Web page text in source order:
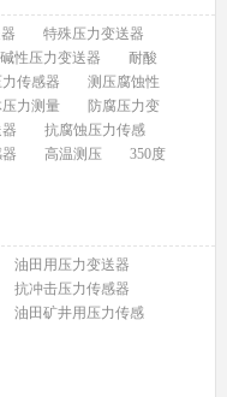
特殊压力变送器
性压力变送器
耐酸
传感器
测压腐蚀性
力测量
防腐压力变
抗腐蚀压力传感
高温测压
350度
油田用压力变送器
抗冲击压力传感器
油田矿井用压力传感